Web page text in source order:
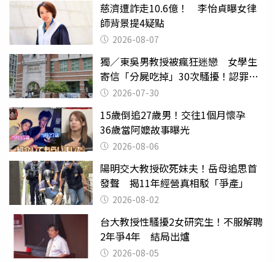
慈濟遭詐走10.6億！ 李怡貞曝女律
師背景提4疑點
2026-08-07
獨／東吳男教授被瘋狂迷戀 女學生
寄信「分屍吃掉」30次騷擾！認罪免
關 2026-07-30
15歲倒追27歲男！交往1個月懷孕
36歲當阿嬤故事曝光
2026-08-06
陽明交大教授砍死妹夫！岳母追思首
發聲 揭11年經營真相駁「爭產」
2026-08-02
台大教授性騷擾2女研究生！不服解聘
2年爭4年 結局出爐
2026-08-05